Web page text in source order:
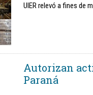
UIER relevó a fines de
Autorizan
Paraná